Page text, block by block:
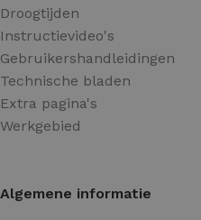
Droogtijden
Instructievideo's
Gebruikershandleidingen
Technische bladen
Extra pagina's
Werkgebied
Algemene informatie